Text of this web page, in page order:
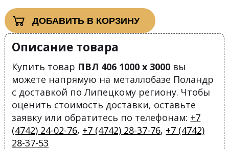
ДОБАВИТЬ В КОРЗИНУ
Описание товара
Купить товар ПВЛ 406 1000 х 3000 вы
можете напрямую на металлобазе Поландр
с доставкой по Липецкому региону. Чтобы
оценить стоимость доставки, оставьте
заявку или обратитесь по телефонам: +7
(4742) 24-02-76, +7 (4742) 28-37-76, +7 (4742)
28-37-53